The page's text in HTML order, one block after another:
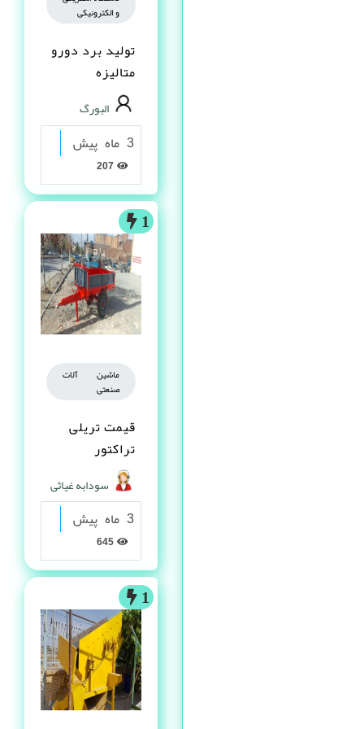
و الکترونیکی
تولید برد دورو
متالیزه
البورگ
3 ماه پیش
1
ماشین آلات
صنعتی
قیمت تریلی
تراکتور
سودابه غیاثی
3 ماه پیش
1